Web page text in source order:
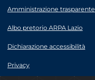
Amministrazione trasparente
Albo pretorio ARPA Lazio
Dichiarazione accessibilità
Privacy